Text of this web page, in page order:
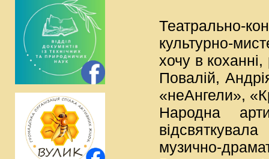
Театрально-
культурно-
хочу в коханні,
Повалій,
«неАнгели»,
Народна
музично-